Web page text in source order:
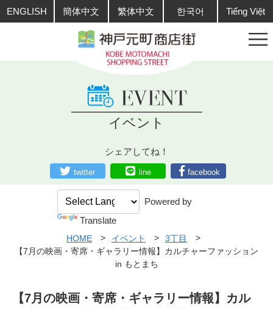
ENGLISH 簡体中文 繁体中文 한국어 Tiếng Việt
イベント
シェアしてね！
twitter line facebook
Powered by
Translate
HOME イベント
3丁目
【7月の映画・寄席・ギャラリー情報】カルチャーファッション
in もとまち
【7月の映画・寄席・ギャラリー情報】カル